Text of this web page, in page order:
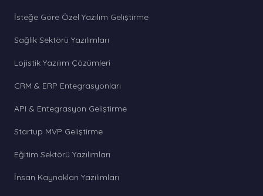
İsteğe Göre Özel Yazılım Geliştirme
Sağlık Sektörü Yazılımları
Lojistik Yazılım Çözümleri
CRM & ERP Entegrasyonları
API & Entegrasyon Geliştirme
Startup MVP Geliştirme
Eğitim Sektörü Yazılımları
İnsan Kaynakları Yazılımları